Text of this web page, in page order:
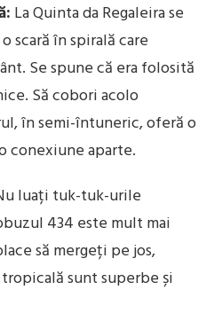
La Quinta da Regaleira se
scară în spirală care
Se spune că era folosită
Să cobori acolo
în semi-întuneric, oferă o
conexiune aparte.
luați tuk-tuk-urile
434 este mult mai
să mergeți pe jos,
sunt superbe și